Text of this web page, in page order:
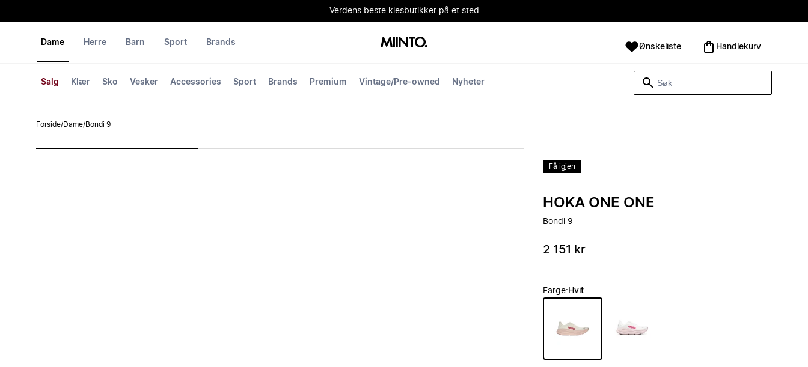
Verdens beste klesbutikker på et sted
Dame
Salg Klær Sko Vesker Accessories Sport Brands Premium Vintage/Pre-owned Nyheter
Herre Barn Sport Brands Ønskeliste Handlekurv
Forside/Dame/Bondi 9
Få igjen
HOKA ONE ONE
Bondi 9
2 151 kr
Farge: Hvit